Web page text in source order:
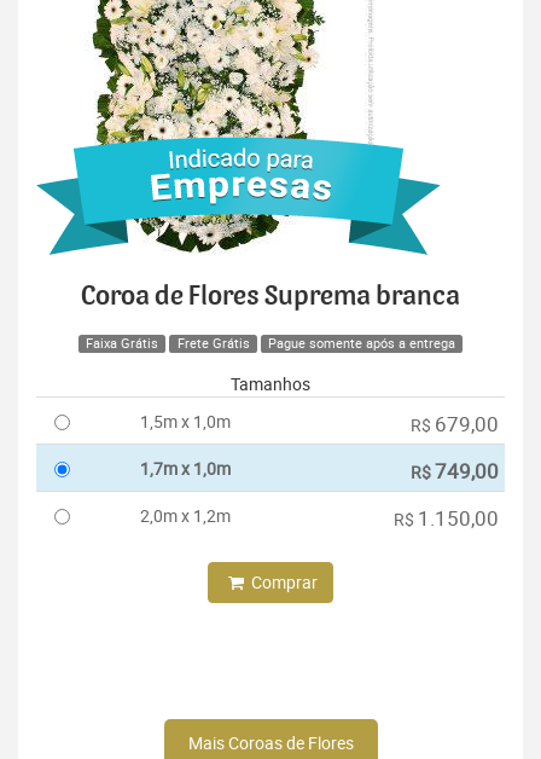
Coroa de Flores Suprema branca
Faixa Grátis Frete Grátis Pague somente após a entrega
Tamanhos
1,5m x 1,0m
R$ 679,00
1,7m x 1,0m R$749,00
2,0m x 1,2m R$ 1.150,00
Comprar
Mais Coroas de Flores